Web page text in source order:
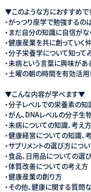
▼このような方におすすめ
・がっつり座学で勉強するの
・まだ自分の知識に自信が
・健康産業を共に創っていく
・分子栄養学について知って
・未病という言葉に興味が
・土曜の朝の時間を有効活用
▼こんな内容が学べます▼
・分子レベルでの栄養素の知
・がん、DNAレベルの分子
・未病についての知識、考え方
・健康経営についての知識、
・サプリメントの選び方につ
・食品、日用品についての選
・体質改善についての考え方
・健康産業の創り方
・その他、健康に関する質問